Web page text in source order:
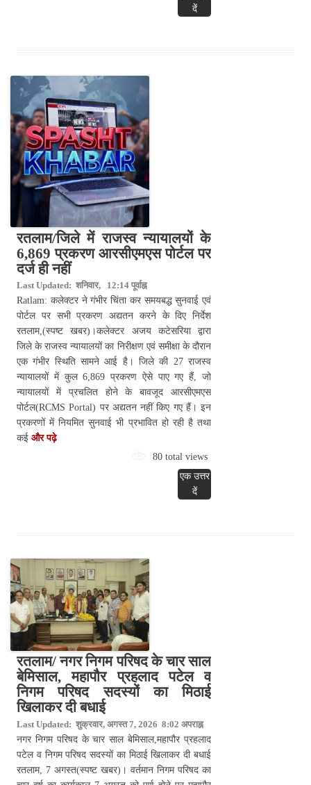
दें
रतलाम/जिले में राजस्व न्यायालयों के
6,869 प्रकरण आरसीएमएस पोर्टल पर
दर्ज ही नहीं
Last Updated: शनिवार, 12:14 पूर्वाह्न
Ratlam: कलेक्टर ने गंभीर चिंता कर समयबद्ध सुनवाई एवं
पोर्टल पर सभी प्रकरण अद्यतन करने के दिए निर्देश
रतलाम,(स्पष्ट खबर)।कलेक्टर अजय कटेसरिया द्वारा
जिले के राजस्व न्यायालयों का निरीक्षण एवं समीक्षा के दौरान
एक गंभीर स्थिति सामने आई है। जिले की 27 राजस्व
न्यायालयों में कुल 6,869 प्रकरण ऐसे पाए गए हैं, जो
न्यायालयों में प्रचलित होने के बावजूद आरसीएमएस
पोर्टल(RCMS Portal) पर अद्यतन नहीं किए गए हैं। इन
प्रकरणों में नियमित सुनवाई भी प्रभावित हो रही है तथा
कई और पढ़े
80 total views
एक उत्तर
दें
रतलाम/ नगर निगम परिषद के चार साल
बेमिसाल, महापौर प्रहलाद पटेल व
निगम परिषद सदस्यों का मिठाई
खिलाकर दी बधाई
Last Updated: शुक्रवार, अगस्त 7, 2026 8:02 अपराह्न
नगर निगम परिषद के चार साल बेमिसाल,महापौर प्रहलाद
पटेल व निगम परिषद सदस्यों का मिठाई खिलाकर दी बधाई
रतलाम, 7 अगस्त(स्पष्ट खबर)। वर्तमान निगम परिषद का